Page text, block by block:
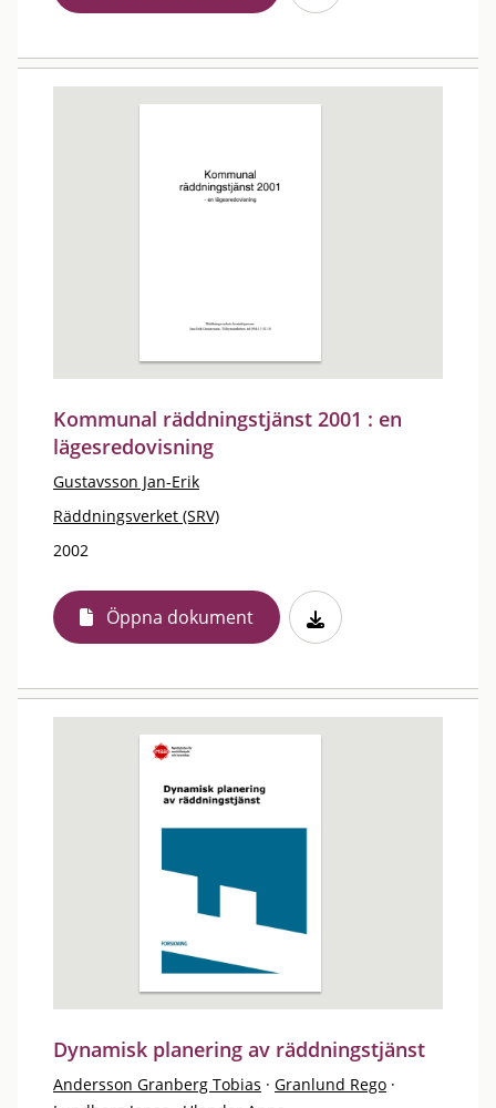
Kommunal räddningstjänst 2001 : en
lägesredovisning
Gustavsson Jan-Erik
Räddningsverket (SRV)
2002
Öppna dokument
Dynamisk planering av räddningstjänst
Andersson Granberg Tobias · Granlund Rego ·